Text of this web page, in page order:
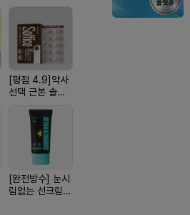
[평점 4.9]약사
선택 근본 솔루
[완전방수] 눈시
림없는 선크림